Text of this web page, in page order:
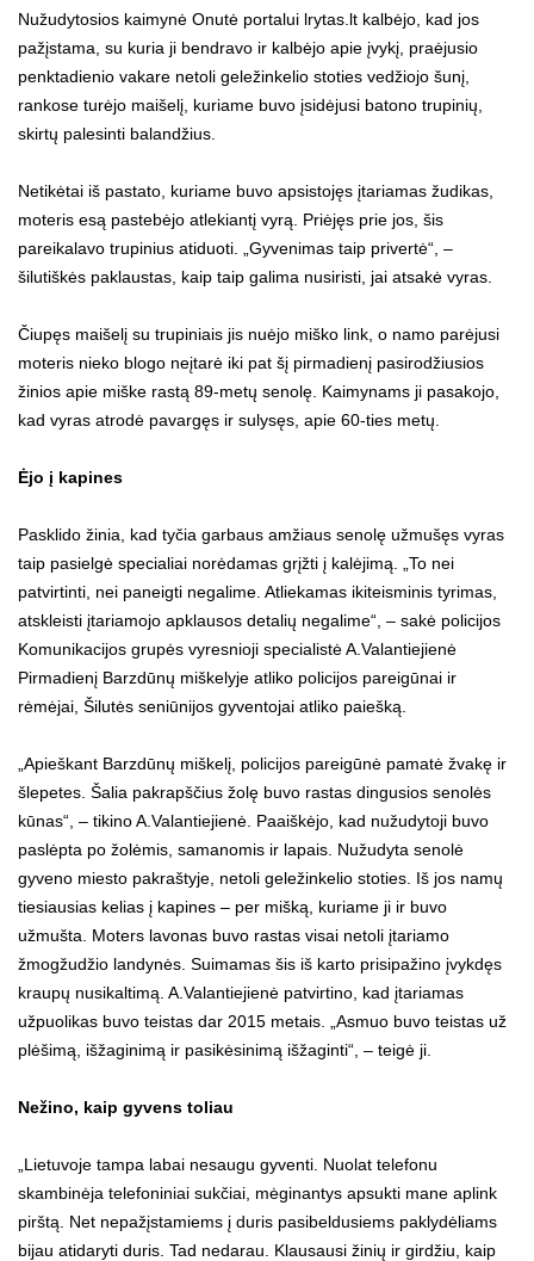
Nužudytosios kaimynė Onutė portalui lrytas.lt kalbėjo, kad jos
pažįstama, su kuria ji bendravo ir kalbėjo apie įvykį, praėjusio
penktadienio vakare netoli geležinkelio stoties vedžiojo šunį,
rankose turėjo maišelį, kuriame buvo įsidėjusi batono trupinių,
skirtų palesinti balandžius.
Netikėtai iš pastato, kuriame buvo apsistojęs įtariamas žudikas,
moteris esą pastebėjo atlekiantį vyrą. Priėjęs prie jos, šis
pareikalavo trupinius atiduoti. „Gyvenimas taip privertė“, –
šilutiškės paklaustas, kaip taip galima nusiristi, jai atsakė vyras.
Čiupęs maišelį su trupiniais jis nuėjo miško link, o namo parėjusi
moteris nieko blogo neįtarė iki pat šį pirmadienį pasirodžiusios
žinios apie miške rastą 89-metų senolę. Kaimynams ji pasakojo,
kad vyras atrodė pavargęs ir sulysęs, apie 60-ties metų.
Ėjo į kapines
Pasklido žinia, kad tyčia garbaus amžiaus senolę užmušęs vyras
taip pasielgė specialiai norėdamas grįžti į kalėjimą. „To nei
patvirtinti, nei paneigti negalime. Atliekamas ikiteisminis tyrimas,
atskleisti įtariamojo apklausos detalių negalime“, – sakė policijos
Komunikacijos grupės vyresnioji specialistė A.Valantiejienė
Pirmadienį Barzdūnų miškelyje atliko policijos pareigūnai ir
rėmėjai, Šilutės seniūnijos gyventojai atliko paiešką.
„Apieškant Barzdūnų miškelį, policijos pareigūnė pamatė žvakę ir
šlepetes. Šalia pakrapščius žolę buvo rastas dingusios senolės
kūnas“, – tikino A.Valantiejienė. Paaiškėjo, kad nužudytoji buvo
paslėpta po žolėmis, samanomis ir lapais. Nužudyta senolė
gyveno miesto pakraštyje, netoli geležinkelio stoties. Iš jos namų
tiesiausias kelias į kapines – per mišką, kuriame ji ir buvo
užmušta. Moters lavonas buvo rastas visai netoli įtariamo
žmogžudžio landynės. Suimamas šis iš karto prisipažino įvykdęs
kraupų nusikaltimą. A.Valantiejienė patvirtino, kad įtariamas
užpuolikas buvo teistas dar 2015 metais. „Asmuo buvo teistas už
plėšimą, išžaginimą ir pasikėsinimą išžaginti“, – teigė ji.
Nežino, kaip gyvens toliau
„Lietuvoje tampa labai nesaugu gyventi. Nuolat telefonu
skambinėja telefoniniai sukčiai, mėginantys apsukti mane aplink
pirštą. Net nepažįstamiems į duris pasibeldusiems paklydėliams
bijau atidaryti duris. Tad nedarau. Klausausi žinių ir girdžiu, kaip